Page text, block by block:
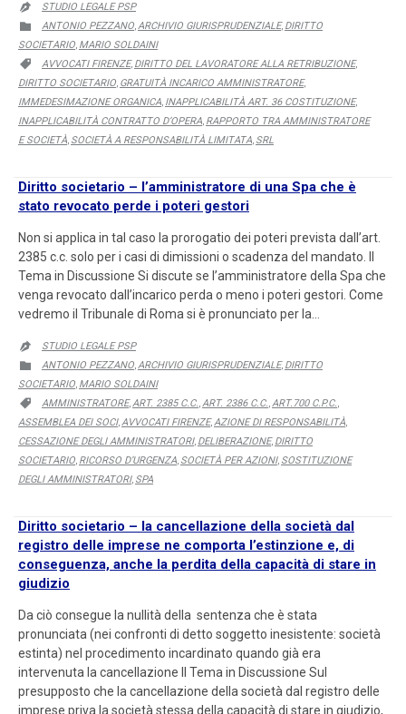

STUDIO LEGALE PSP

CATEGORY
ANTONIO PEZZANO ARCHIVIO GIURISPRUDENZIALE, DIRITTO
SOCIETARIO MARIO SOLDAINI

CATEGORY
AVVOCATI FIRENZE, DIRITTO DEL LAVORATORE ALLA RETRIBUZIONE,
DIRITTO SOCIETARIO GRATUITÀ INCARICO AMMINISTRATORE,
IMMEDESIMAZIONE ORGANICA INAPPLICABILITÀ ART. 36 COSTITUZIONE,
INAPPLICABILITÀ CONTRATTO D’OPERA RAPPORTO TRA AMMINISTRATORE
E SOCIETÀ SOCIETÀ A RESPONSABILITÀ LIMITATA SRL
Diritto societario – l’amministratore di una Spa che è
stato revocato perde i poteri gestori
Non si applica in tal caso la prorogatio dei poteri prevista dall’art.
2385 c.c. solo per i casi di dimissioni o scadenza del mandato. Il
Tema in Discussione Si discute se l’amministratore della Spa che
venga revocato dall’incarico perda o meno i poteri gestori. Come
vedremo il Tribunale di Roma si è pronunciato per la…

STUDIO LEGALE PSP

CATEGORY
ANTONIO PEZZANO ARCHIVIO GIURISPRUDENZIALE, DIRITTO
SOCIETARIO MARIO SOLDAINI

CATEGORY
AMMINISTRATORE,ART. 2385 C.C. ART. 2386 C.C. ART.700 C.P.C.
ASSEMBLEA DEI SOCI, AVVOCATI FIRENZE,AZIONE DI RESPONSABILITÀ
CESSAZIONE DEGLI AMMINISTRATORI, DELIBERAZIONE, DIRITTO
SOCIETARIO RICORSO D’URGENZA SOCIETÀ PER AZIONI, SOSTITUZIONE
DEGLI AMMINISTRATORI, SPA
Diritto societario – la cancellazione della società dal
registro delle imprese ne comporta l’estinzione e, di
conseguenza, anche la perdita della capacità di stare in
giudizio
Da ciò consegue la nullità della sentenza che è stata
pronunciata (nei confronti di detto soggetto inesistente: società
estinta) nel procedimento incardinato quando già era
intervenuta la cancellazione Il Tema in Discussione Sul
presupposto che la cancellazione della società dal registro delle
imprese priva la società stessa della capacità di stare in giudizio,